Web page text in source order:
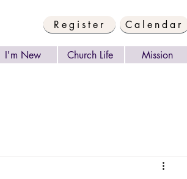
Register Calendar
I'm New Church Life Mission